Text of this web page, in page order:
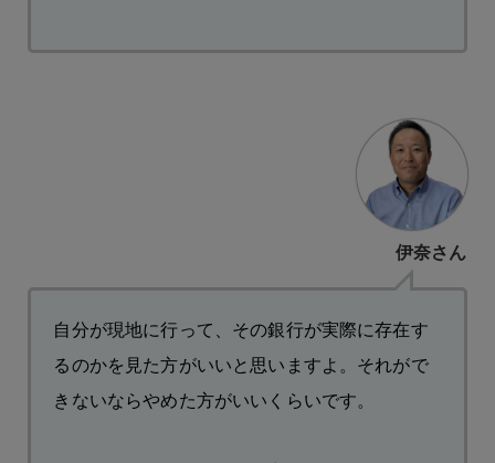
伊奈さん
自分が現地に行って、その銀行が実際に存在す
るのかを見た方がいいと思いますよ。それがで
きないならやめた方がいいくらいです。